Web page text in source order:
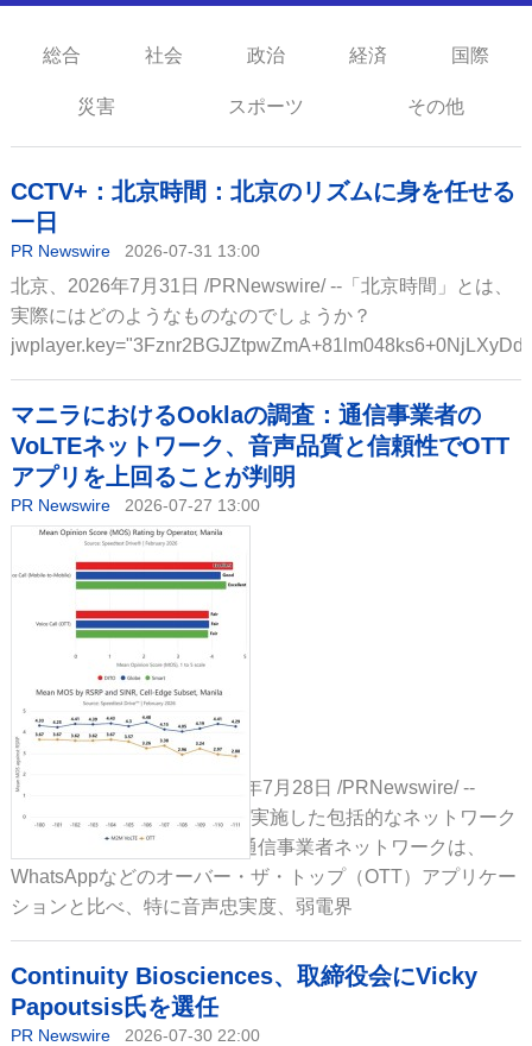
総合 社会 政治 経済 国際
災害 スポーツ その他
CCTV+：北京時間：北京のリズムに身を任せる
一日
PR Newswire 2026-07-31 13:00
北京、2026年7月31日 /PRNewswire/ --「北京時間」とは、
実際にはどのようなものなのでしょうか？
マニラにおけるOoklaの調査：通信事業者の
VoLTEネットワーク、音声品質と信頼性でOTT
アプリを上回ることが判明
PR Newswire 2026-07-27 13:00
フィリピン・マニラ、2026年7月28日 /PRNewswire/ --
Ooklaが制御された環境下で実施した包括的なネットワーク
テストにより、従来の携帯通信事業者ネットワークは、
WhatsAppなどのオーバー・ザ・トップ（OTT）アプリケー
ションと比べ、特に音声忠実度、弱電界
Continuity Biosciences、取締役会にVicky
Papoutsis氏を選任
PR Newswire 2026-07-30 22:00